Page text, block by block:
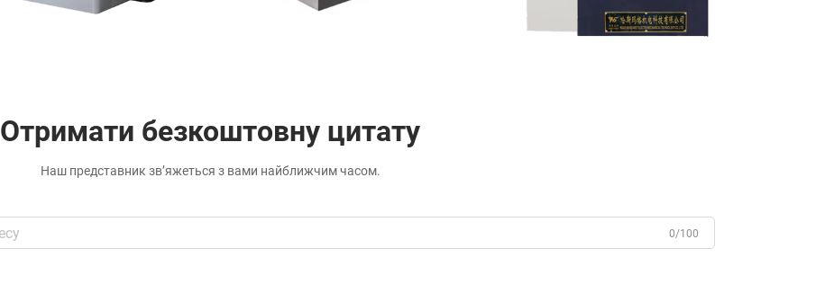
Отримати безкоштовну цитату
Наш представник зв’яжеться з вами найближчим часом.
0/100